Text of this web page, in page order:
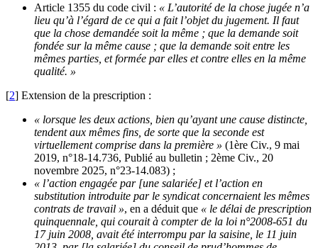
Article 1355 du code civil : « L’autorité de la chose jugée n’a
lieu qu’à l’égard de ce qui a fait l’objet du jugement. Il faut
que la chose demandée soit la même ; que la demande soit
fondée sur la même cause ; que la demande soit entre les
mêmes parties, et formée par elles et contre elles en la même
qualité. »
[2] Extension de la prescription :
« lorsque les deux actions, bien qu’ayant une cause distincte,
tendent aux mêmes fins, de sorte que la seconde est
virtuellement comprise dans la première » (1ère Civ., 9 mai
2019, n°18-14.736, Publié au bulletin ; 2ème Civ., 20
novembre 2025, n°23-14.083) ;
« l’action engagée par [une salariée] et l’action en
substitution introduite par le syndicat concernaient les mêmes
contrats de travail », en a déduit que « le délai de prescription
quinquennale, qui courait à compter de la loi n°2008-651 du
17 juin 2008, avait été interrompu par la saisine, le 11 juin